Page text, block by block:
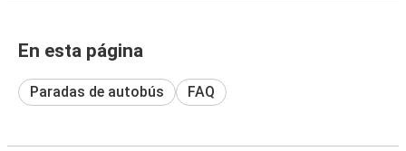
En esta página
Paradas de autobús FAQ